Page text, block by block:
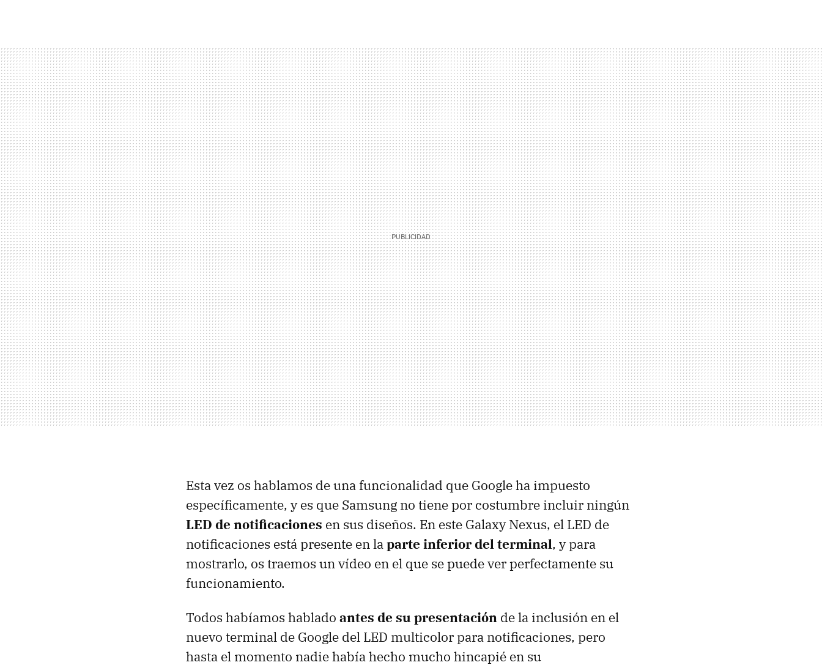
Esta vez os hablamos de una funcionalidad que Google ha impuesto
específicamente, y es que Samsung no tiene por costumbre incluir ningún
LED de notificaciones en sus diseños. En este Galaxy Nexus, el LED de
notificaciones está presente en laparte inferior del terminal, y para
mostrarlo, os traemos un vídeo en el que se puede ver perfectamente su
funcionamiento.
Todos habíamos hablado antes de su presentación de la inclusión en el
nuevo terminal de Google del LED multicolor para notificaciones, pero
hasta el momento nadie había hecho mucho hincapié en su